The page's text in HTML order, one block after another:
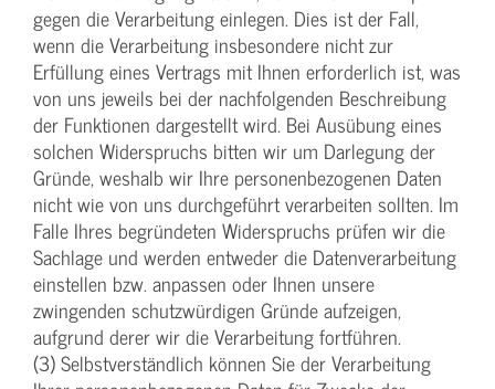
gegen die Verarbeitung einlegen. Dies ist der Fall,
wenn die Verarbeitung insbesondere nicht zur
Erfüllung eines Vertrags mit Ihnen erforderlich ist, was
von uns jeweils bei der nachfolgenden Beschreibung
der Funktionen dargestellt wird. Bei Ausübung eines
solchen Widerspruchs bitten wir um Darlegung der
Gründe, weshalb wir Ihre personenbezogenen Daten
nicht wie von uns durchgeführt verarbeiten sollten. Im
Falle Ihres begründeten Widerspruchs prüfen wir die
Sachlage und werden entweder die Datenverarbeitung
einstellen bzw. anpassen oder Ihnen unsere
zwingenden schutzwürdigen Gründe aufzeigen,
aufgrund derer wir die Verarbeitung fortführen.
(3) Selbstverständlich können Sie der Verarbeitung